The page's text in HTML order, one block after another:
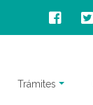
Trámites